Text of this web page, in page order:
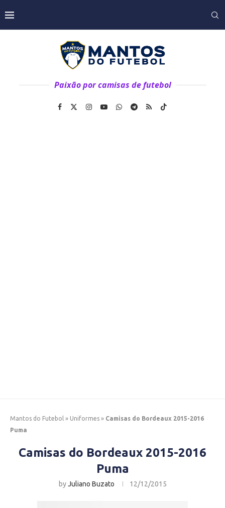
Paixão por camisas de futebol
Mantos do Futebol » Uniformes » Camisas do Bordeaux 2015-2016
Puma
Camisas do Bordeaux 2015-2016
Puma
byJuliano Buzato 12/12/2015